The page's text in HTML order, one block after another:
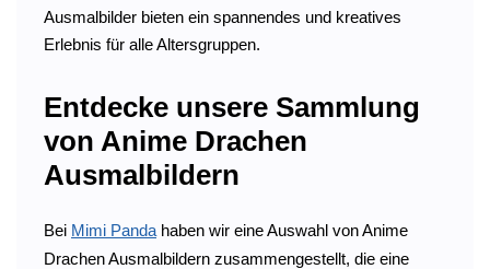
Ausmalbilder bieten ein spannendes und kreatives
Erlebnis für alle Altersgruppen.
Entdecke unsere Sammlung
von Anime Drachen
Ausmalbildern
Bei Mimi Panda haben wir eine Auswahl von Anime
Drachen Ausmalbildern zusammengestellt, die eine